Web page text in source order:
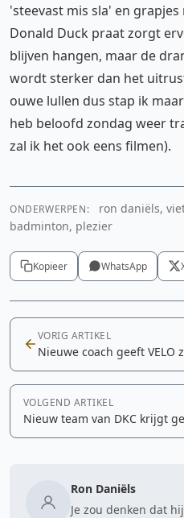
'steevast mis sla' en
Donald Duck praat zorgt
blijven hangen, maar de
wordt sterker dan het
ouwe lullen dus stap ik
heb beloofd zondag weer
zal ik het ook eens filmen).
ONDERWERPEN:
ron daniëls,
badminton, plezier
Kopieer WhatsApp
VORIG ARTIKEL
Nieuwe coach geeft VELO
VOLGEND ARTIKEL
Nieuw team van DKC krijgt
Ron Daniëls
Je zou denken dat